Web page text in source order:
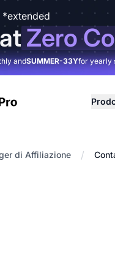
*extended
Zero
andSUMMER-33Yfor yearly
di Affiliazione /